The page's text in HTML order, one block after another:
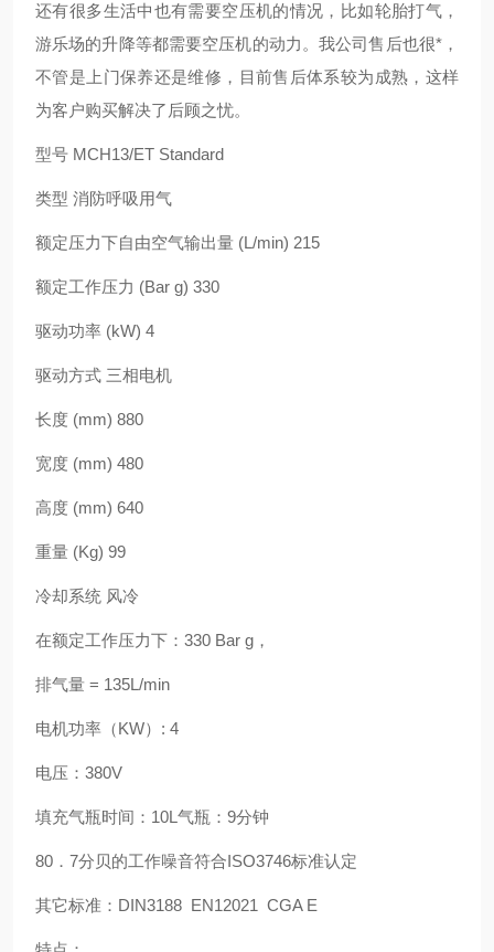
还有很多生活中也有需要空压机的情况，比如轮胎打气，
游乐场的升降等都需要空压机的动力。我公司售后也很*，
不管是上门保养还是维修，目前售后体系较为成熟，这样
为客户购买解决了后顾之忧。
型号 MCH13/ET Standard
类型 消防呼吸用气
额定压力下自由空气输出量 (L/min) 215
额定工作压力 (Bar g) 330
驱动功率 (kW) 4
驱动方式 三相电机
长度 (mm) 880
宽度 (mm) 480
高度 (mm) 640
重量 (Kg) 99
冷却系统 风冷
在额定工作压力下：330 Bar g，
排气量 = 135L/min
电机功率（KW）: 4
电压：380V
填充气瓶时间：10L气瓶：9分钟
80．7分贝的工作噪音符合ISO3746标准认定
其它标准：DIN3188 EN12021 CGA E